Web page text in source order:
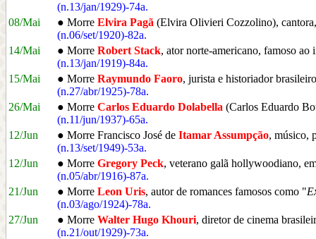
(n.13/jan/1929)-74a.
08/Mai
● Morre Elvira Pagã (Elvira Olivieri Cozzolino),
(n.06/set/1920)-82a.
14/Mai
● Morre Robert Stack, ator norte-americano, famoso
(n.13/jan/1919)-84a.
15/Mai
● Morre Raymundo Faoro, jurista e historiador
(n.27/abr/1925)-78a.
26/Mai
● Morre Carlos Eduardo Dolabella (Carlos Eduardo
(n.11/jun/1937)-65a.
12/Jun
● Morre Francisco José de Itamar Assumpção, músico,
(n.13/set/1949)-53a.
12/Jun
● Morre Gregory Peck, veterano galã hollywoodiano,
(n.05/abr/1916)-87a.
21/Jun
● Morre Leon Uris, autor de romances famosos como "
(n.03/ago/1924)-78a.
27/Jun
● Morre Walter Hugo Khouri, diretor de cinema
(n.21/out/1929)-73a.